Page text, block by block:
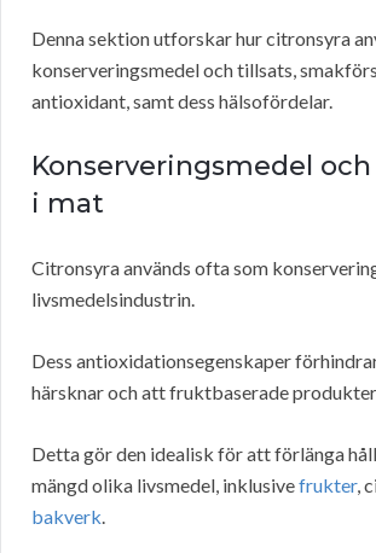
Denna sektion utforskar hur citronsyra
konserveringsmedel och tillsats,
antioxidant, samt dess hälsofördelar.
Konserveringsmedel
i mat
Citronsyra används ofta som
livsmedelsindustrin.
Dess antioxidationsegenskaper
härsknar och att fruktbaserade
Detta gör den idealisk för att förlänga
mängd olika livsmedel, inklusivefrukter,
bakverk.